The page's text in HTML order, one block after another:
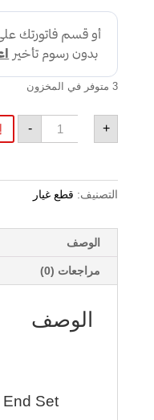
3 متوفر في المخزون
-
كمية
67516
+
التصنيف: قطع غيار
الوصف
مراجعات (0)
الوصف
Set